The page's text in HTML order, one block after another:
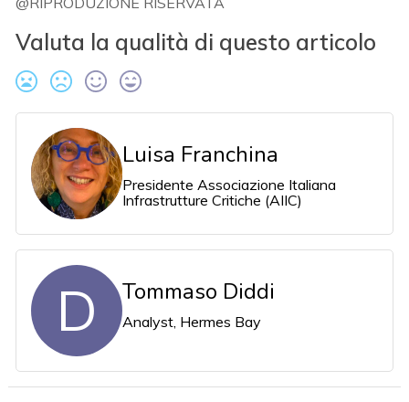
Valuta la qualità di questo articolo
Luisa Franchina
Presidente Associazione Italiana
Infrastrutture Critiche (AIIC)
D Tommaso Diddi
Analyst, Hermes Bay